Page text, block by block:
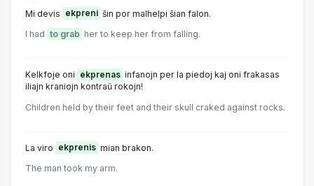
Mi devis ekpreni ŝin por malhelpi ŝian falon.
I had to grab her to keep her from falling.
Kelkfoje oni ekprenas infanojn per la piedoj kaj oni frakasas
iliajn kraniojn kontraŭ rokojn!
Children held by their feet and their skull craked against rocks.
La viro ekprenis mian brakon.
The man took my arm.